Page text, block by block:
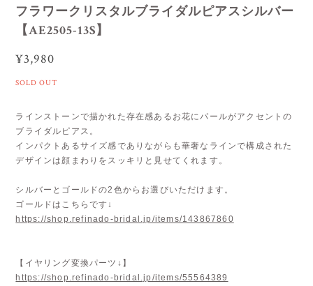
フラワークリスタルブライダルピアスシルバー
【AE2505-13S】
¥3,980
SOLD OUT
ラインストーンで描かれた存在感あるお花にパールがアクセントの
ブライダルピアス。
インパクトあるサイズ感でありながらも華奢なラインで構成された
デザインは顔まわりをスッキリと見せてくれます。
シルバーとゴールドの2色からお選びいただけます。
ゴールドはこちらです↓
https://shop.refinado-bridal.jp/items/143867860
【イヤリング変換パーツ↓】
https://shop.refinado-bridal.jp/items/55564389